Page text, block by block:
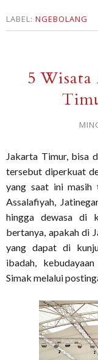
LABEL: NGEBOLANG
5
Jakarta Timur, bisa
tersebut diperkuat
yang saat ini masih
Assalafiyah,
hingga dewasa di
bertanya, apakah di
yang dapat di
ibadah,
Simak melalui